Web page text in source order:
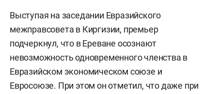
Выступая на заседании Евразийского
межправсовета в Киргизии, премьер
подчеркнул, что в Ереване осознают
невозможность одновременного членства в
Евразийском экономическом союзе и
Евросоюзе. При этом он отметил, что даже при